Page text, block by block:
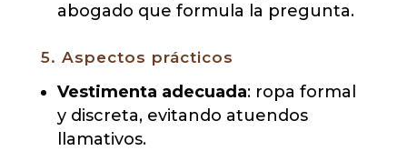
abogado que formula la pregunta.
5. Aspectos prácticos
Vestimenta adecuada: ropa formal
y discreta, evitando atuendos
llamativos.